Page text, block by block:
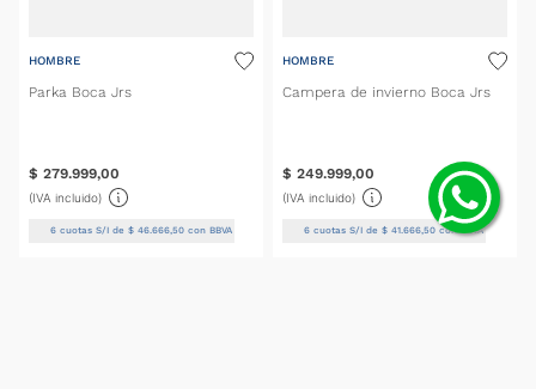
HOMBRE
Parka Boca Jrs
$ 279.999,00
(IVA incluido)
6 cuotas S/I de$ 46 .666 ,50 con BBVA
HOMBRE
Campera de invierno Boca Jrs
$ 249.999,00
(IVA incluido)
6cuotas S/I de $ 41. 666, 50con BBVA